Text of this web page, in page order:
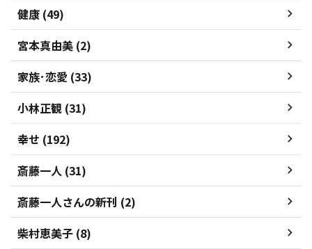
健康 (49)
宮本真由美 (2)
家族･恋愛 (33)
小林正観 (31)
幸せ (192)
斎藤一人 (31)
斎藤一人さんの新刊 (2)
柴村恵美子 (8)